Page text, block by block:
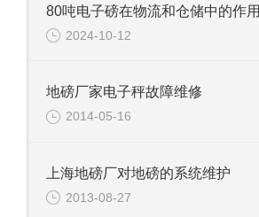
80吨电子磅在物流和仓储中的作用
2024-10-12
地磅厂家电子秤故障维修
2014-05-16
上海地磅厂对地磅的系统维护
2013-08-27